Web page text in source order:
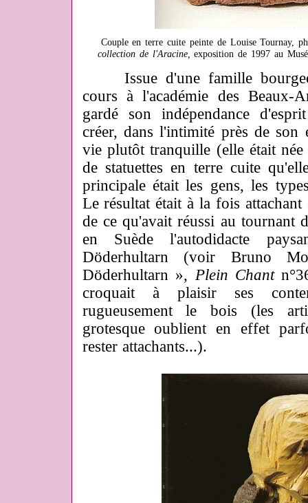
Couple en terre cuite peinte de Louise Tournay,
collection de l'Aracine, exposition de 1997 au
Issue d'une famille
cours à l'académie des Beaux-
gardé son indépendance
créer, dans l'intimité près de
vie plutôt tranquille (elle était
de statuettes en terre cuite
principale était les gens, les
Le résultat était à la fois
de ce qu'avait réussi au
en Suède l'autodidacte
Döderhultarn (voir Bruno
Döderhultarn », Plein Chant
croquait à plaisir ses
rugueusement le bois (les
grotesque oublient en effet
rester attachants...).